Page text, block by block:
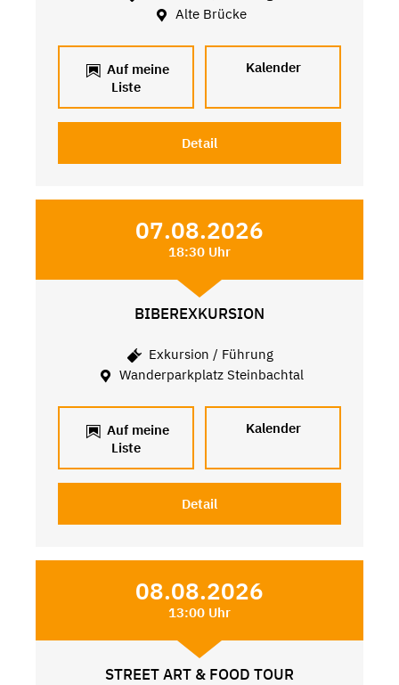
Alte Brücke
Auf meine
Liste
Kalender
Detail
07.08.2026
18:30 Uhr
BIBEREXKURSION
Exkursion / Führung
Wanderparkplatz Steinbachtal
Auf meine
Liste
Kalender
Detail
08.08.2026
13:00 Uhr
STREET ART & FOOD TOUR